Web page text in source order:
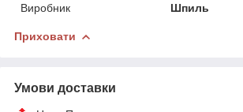
Виробник
Шпиль
Приховати
Умови доставки